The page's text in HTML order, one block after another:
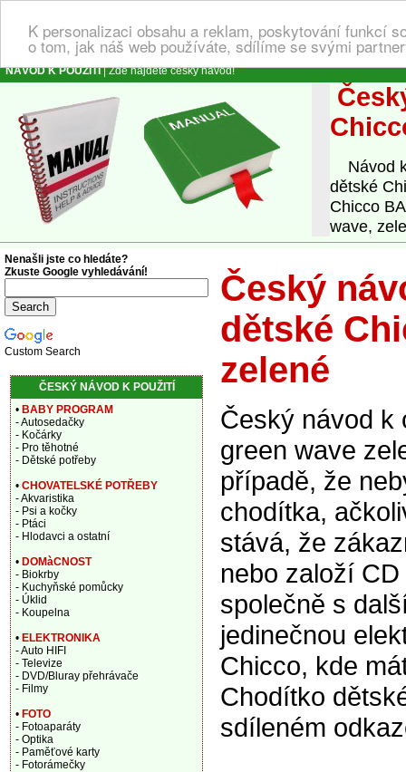
K personalizaci obsahu a reklam, poskytování funkcí
o tom, jak náš web používáte, sdílíme se svými
NÁVOD K POUŽITÍ| Zde najdete český návod!
Návod k
dětské
Chicco
wave,
Český
dětské
zelené
Český návod k
green wave
případě, že
chodítka,
stává, že
nebo založí
společně s
jedinečnou
Chicco, kde
Chodítko
sdíleném
Nenašli jste co hledáte?
Zkuste Google vyhledávání!
Custom Search
ČESKÝ NÁVOD K POUŽITÍ
• BABY PROGRAM
- Autosedačky
- Kočárky
- Pro těhotné
- Dětské potřeby
• CHOVATELSKÉ POTŘEBY
- Akvaristika
- Psi a kočky
- Ptáci
- Hlodavci a ostatní
• DOMàCNOST
- Biokrby
- Kuchyňské pomůcky
- Úklid
- Koupelna
• ELEKTRONIKA
- Auto HIFI
- Televize
- DVD/Bluray přehrávače
- Filmy
• FOTO
- Fotoaparáty
- Optika
- Paměťové karty
- Fotorámečky